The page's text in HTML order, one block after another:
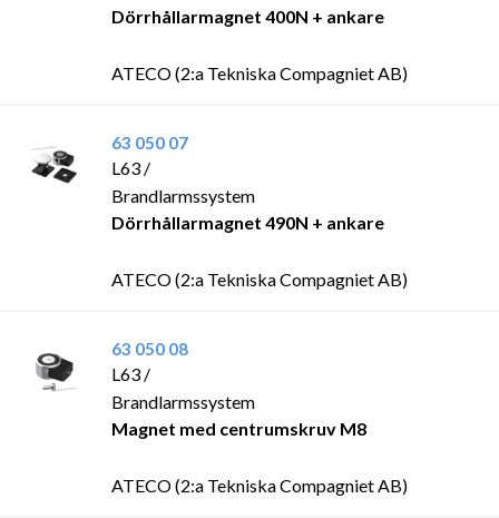
Dörrhållarmagnet 400N + ankare
ATECO (2:a Tekniska Compagniet AB)
63 050 07
L63 /
Brandlarmssystem
Dörrhållarmagnet 490N + ankare
ATECO (2:a Tekniska Compagniet AB)
63 050 08
L63 /
Brandlarmssystem
Magnet med centrumskruv M8
ATECO (2:a Tekniska Compagniet AB)